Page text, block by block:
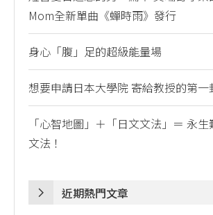
Mom全新單曲《蟬時雨》發行
身心「腹」足的超級能量場
想要申請日本大學院 寄給教授的第一
「心智地圖」＋「日文文法」＝ 永
文法！
近期熱門文章